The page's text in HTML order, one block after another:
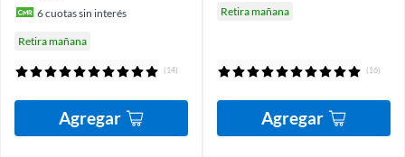
6cuotas sin interés
Retira mañana
(14)
Agregar
Retira mañana
(16)
Agregar